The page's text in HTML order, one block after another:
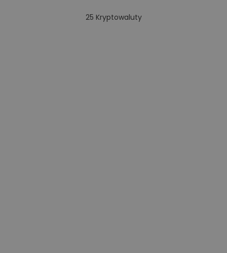
25 Kryptowaluty